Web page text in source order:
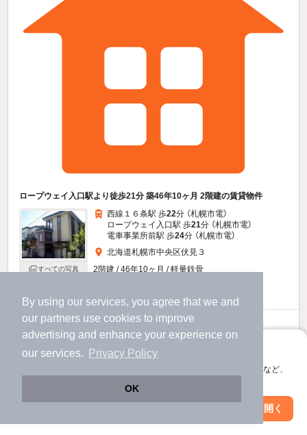
By using our services, you agree that we and
our partners use cookies to improve
advertising and enhance your experience on
our services.
Privacy Policy
OK
アプリに切り替えて、サクサクお部屋探し
会員登録なしですぐ使える。マップ検索やお気に入り保存など、
アプリを開く
ロープウェイ入口駅より徒歩21分 築46年10ヶ月 2階建の賃貸物件
すべての写真
西線１６条駅 歩22分 （札幌市電）
ロープウェイ入口駅 歩21分 （札幌市電）
電車事業所前駅 歩24分 （札幌市電）
北海道札幌市中央区伏見３
2階建 / 46年10ヶ月 / 軽量鉄骨
16.8 万円
絞り込み条件を変更